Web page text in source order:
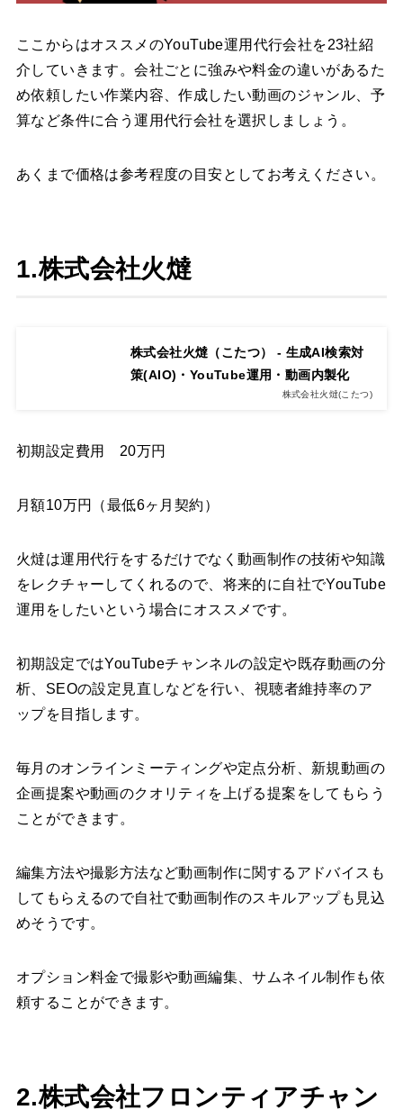
ここからはオススメのYouTube運用代行会社を23社紹
介していきます。会社ごとに強みや料金の違いがあるた
め依頼したい作業内容、作成したい動画のジャンル、予
算など条件に合う運用代行会社を選択しましょう。
あくまで価格は参考程度の目安としてお考えください。
1.株式会社火燵
株式会社火燵（こたつ） - 生成AI検索対
策(AIO)・YouTube運用・動画内製化
株式会社火燵(こたつ)
初期設定費用 20万円
月額10万円（最低6ヶ月契約）
火燵は運用代行をするだけでなく動画制作の技術や知識
をレクチャーしてくれるので、将来的に自社でYouTube
運用をしたいという場合にオススメです。
初期設定ではYouTubeチャンネルの設定や既存動画の分
析、SEOの設定見直しなどを行い、視聴者維持率のア
ップを目指します。
毎月のオンラインミーティングや定点分析、新規動画の
企画提案や動画のクオリティを上げる提案をしてもらう
ことができます。
編集方法や撮影方法など動画制作に関するアドバイスも
してもらえるので自社で動画制作のスキルアップも見込
めそうです。
オプション料金で撮影や動画編集、サムネイル制作も依
頼することができます。
2.株式会社フロンティアチャン